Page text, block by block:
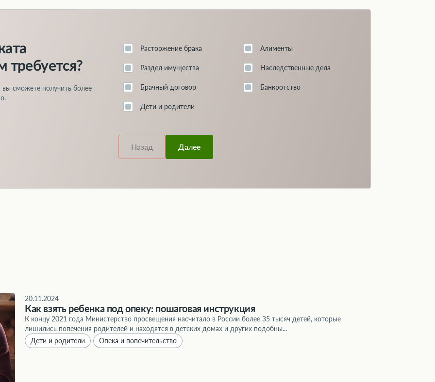
грамотныеюристы по родительским правам.
требуется?
, вы сможете получить более
Расторжение брака
Раздел имущества
Брачный договор
Дети и родители
Алименты
Наследственные дела
Банкротство
Назад Далее
20.11.2024
Как взять ребенка под опеку: пошаговая инструкция
К концу 2021 года Министерство просвещения насчитало в России более 35 тысяч детей, которые
лишились попечения родителей и находятся в детских домах и других подобны...
Дети и родители
Опека и попечительство